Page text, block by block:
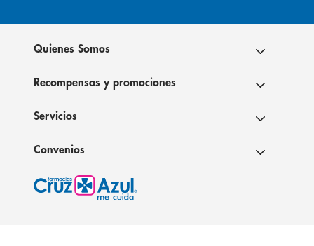
Quienes Somos
Recompensas y promociones
Servicios
Convenios